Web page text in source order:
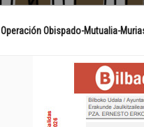
Operación Obispado-Mutualia-